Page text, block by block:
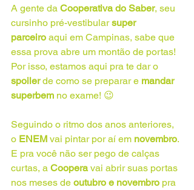
A gente da Cooperativa do Saber, seu
cursinho pré-vestibular super
parceiro aqui em Campinas, sabe que
essa prova abre um montão de portas!
Por isso, estamos aqui pra te dar o
spoiler de como se preparar e mandar
superbem no exame! 😉
Seguindo o ritmo dos anos anteriores,
o ENEM vai pintar por aí em novembro.
E pra você não ser pego de calças
curtas, a Coopera vai abrir suas portas
nos meses de outubro e novembro pra